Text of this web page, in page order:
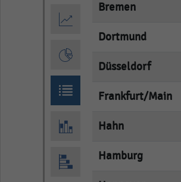
Bremen
Dortmund
Düsseldorf
Frankfurt/Main
Hahn
Hamburg